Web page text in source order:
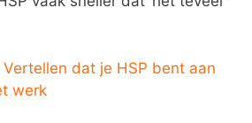
Vertellen dat je HSP bent aan
werk